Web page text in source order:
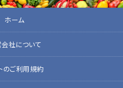
ホーム
社について
のご利用規約